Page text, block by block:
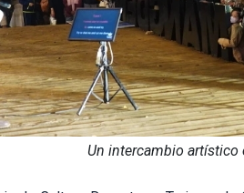
Un intercambio artístico